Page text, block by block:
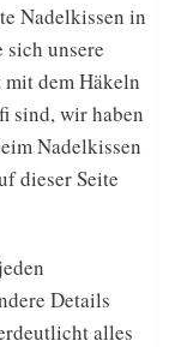
Nadelkissen in
sich unsere
dem Häkeln
sind, wir haben
Nadelkissen
dieser Seite
Details
alles